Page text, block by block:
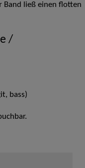
Band ließ einen flotten
/
bass)